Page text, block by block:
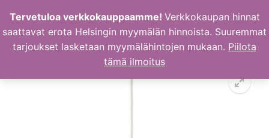
sisältöön
Tervetuloa verkkokauppaamme! Verkkokaupan hinnat
saattavat erota Helsingin myymälän hinnoista. Suuremmat
tarjoukset lasketaan myymälähintojen mukaan. Piilota
tämä ilmoitus